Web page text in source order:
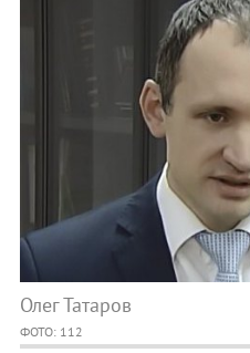
Олег Татаров
ФОТО: 112